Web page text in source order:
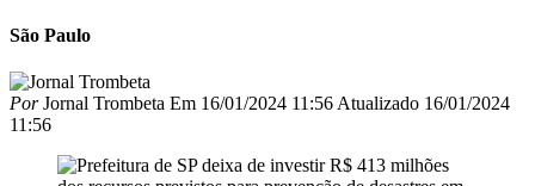
São Paulo
PorJornal Trombeta Em 16/01/2024 11:56 Atualizado 16/01/2024
11:56